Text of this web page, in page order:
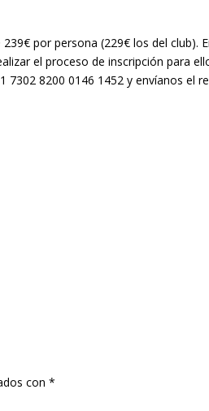
por persona (229€ los del club).
el proceso de inscripción para
7302 8200 0146 1452 y envíanos el
con*